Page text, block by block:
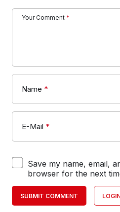
Your Comment *
Name *
E-Mail *
Save my name, email,
browser for the next
SUBMIT COMMENT